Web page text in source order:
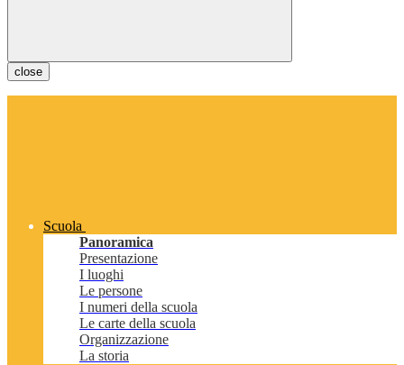
close
Scuola
Panoramica
Presentazione
I luoghi
Le persone
I numeri della scuola
Le carte della scuola
Organizzazione
La storia